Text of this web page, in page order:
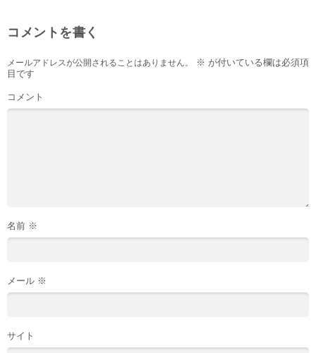
コメントを書く
メールアドレスが公開されることはありません。 ※ が付いている欄は必須項
目です
コメント
名前 ※
メール ※
サイト